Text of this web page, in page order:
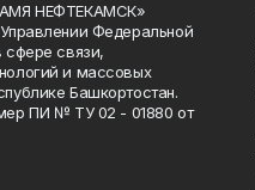
НЕФТЕКАМСК»
Федеральной
связи,
и массовых
Башкортостан.
ПИ № ТУ 02 - 01880 от